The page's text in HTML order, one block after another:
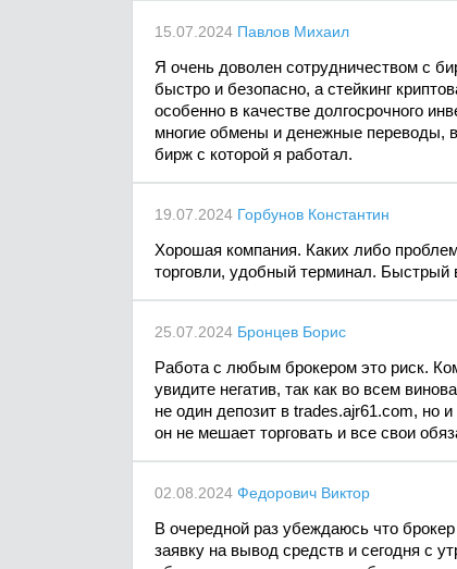
15.07.2024 Павлов Михаил
Я очень доволен сотрудничеством с
быстро и безопасно, а стейкинг
особенно в качестве долгосрочного
многие обмены и денежные переводы,
бирж с которой я работал.
19.07.2024 Горбунов Константин
Хорошая компания. Каких либо
торговли, удобный терминал.
25.07.2024 Бронцев Борис
Работа с любым брокером это риск.
увидите негатив, так как во всем
не один депозит в trades.ajr61.com, но
он не мешает торговать и все свои
02.08.2024 Федорович Виктор
В очередной раз убеждаюсь что
заявку на вывод средств и сегодня с